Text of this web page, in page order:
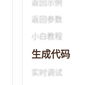
返回示例
返回参数
小白教程
生成代码
实时调试